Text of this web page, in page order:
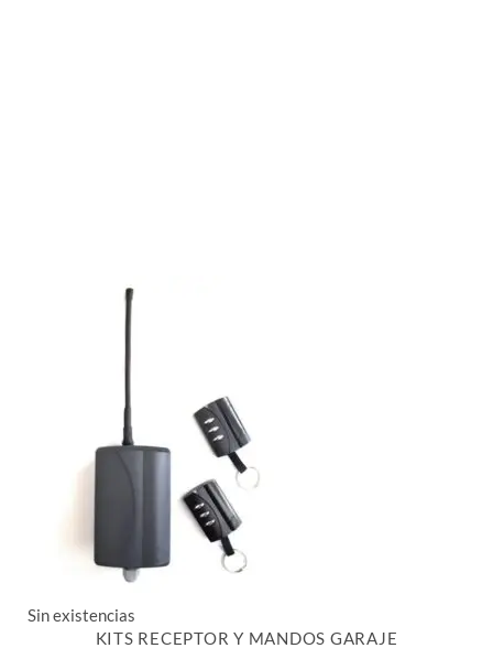
Sin existencias
KITS RECEPTOR Y MANDOS GARAJE